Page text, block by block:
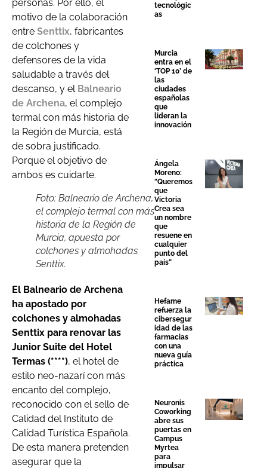
personas. Por ello, el
motivo de la colaboración
entre Senttix, fabricantes
de colchones y
defensores de la vida
saludable a través del
descanso, y el Balneario
de Archena, el complejo
termal con más historia de
la Región de Murcia, está
de sobra justificado.
Porque el objetivo de
ambos es cuidarte.
Foto: Balneario de Archena,
el complejo termal con más
historia de la Región de
Murcia, apuesta por
colchones y almohadas
Senttix.
El Balneario de Archena
ha apostado por
colchones y almohadas
Senttix para renovar las
Junior Suite del Hotel
Termas (****), el hotel de
estilo neo-nazarí con más
encanto del complejo,
reconocido con el sello de
Calidad del Instituto de
Calidad Turística Española.
De esta manera pretenden
asegurar que la
tecnológic
as
Murcia
entra en el
‘TOP 10’ de
las
ciudades
españolas
que
lideran la
innovación
Ángela
Moreno:
“Queremos
que
Victoria
Crea sea
un nombre
que
resuene en
cualquier
punto del
país”
Hefame
refuerza la
cibersegur
idad de las
farmacias
con una
nueva guía
práctica
Neuronis
Coworking
abre sus
puertas en
Campus
Myrtea
para
impulsar